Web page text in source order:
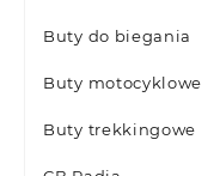
Buty do biegania
Buty motocyklowe
Buty trekkingowe